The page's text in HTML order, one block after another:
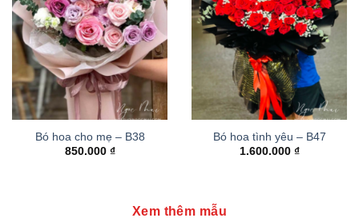
Bó hoa cho mẹ – B38
850.000 ₫
Bó hoa tình yêu – B47
1.600.000 ₫
Xem thêm mẫu